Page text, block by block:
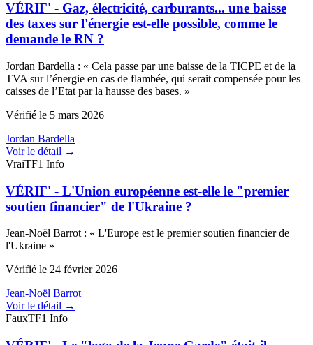
VÉRIF' - Gaz, électricité, carburants... une baisse
des taxes sur l'énergie est-elle possible, comme le
demande le RN ?
Jordan Bardella : « Cela passe par une baisse de la TICPE et de la
TVA sur l’énergie en cas de flambée, qui serait compensée pour les
caisses de l’Etat par la hausse des bases. »
Vérifié le 5 mars 2026
Jordan Bardella
Voir le détail →
VraiTF1 Info
VÉRIF' - L'Union européenne est-elle le "premier
soutien financier" de l'Ukraine ?
Jean-Noël Barrot : « L'Europe est le premier soutien financier de
l'Ukraine »
Vérifié le 24 février 2026
Jean-Noël Barrot
Voir le détail →
FauxTF1 Info